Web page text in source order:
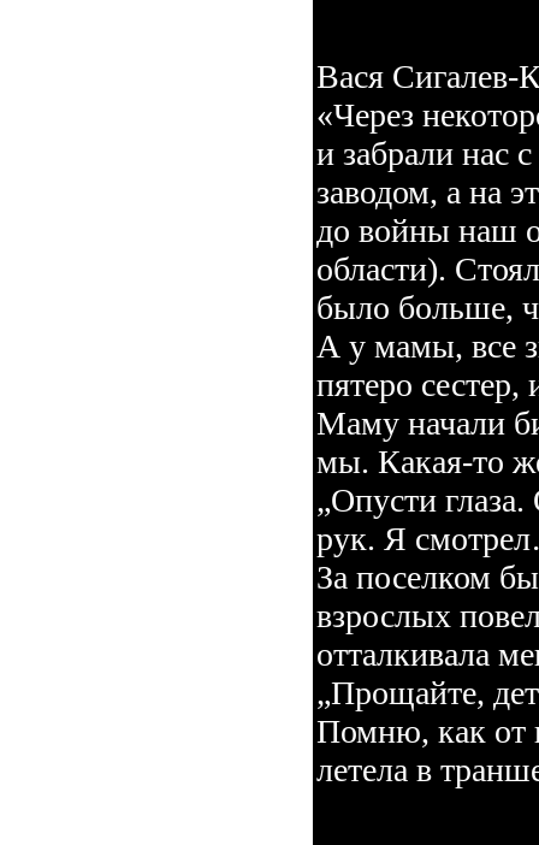
Вася Сигалев-
«Через
и забрали нас
заводом, а на
до войны наш
области).
было больше,
А у мамы, все
пятеро сестер,
Маму начали
мы. Какая-то
„Опусти
рук. Я
За поселком
взрослых
отталкивала
„Прощайте,
Помню, как от
летела в